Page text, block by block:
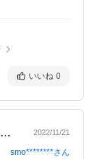
いいね 0
現在、アスタリフトのホワイトジョリーを… 2022/11/21
smo********さん